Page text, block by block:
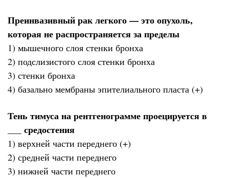
Преинвазивный рак легкого — это опухоль,
которая не распространяется за пределы
1) мышечного слоя стенки бронха
2) подслизистого слоя стенки бронха
3) стенки бронха
4) базально мембраны эпителиального пласта (+)
Тень тимуса на рентгенограмме проецируется в
___ средостения
1) верхней части переднего (+)
2) средней части переднего
3) нижней части переднего